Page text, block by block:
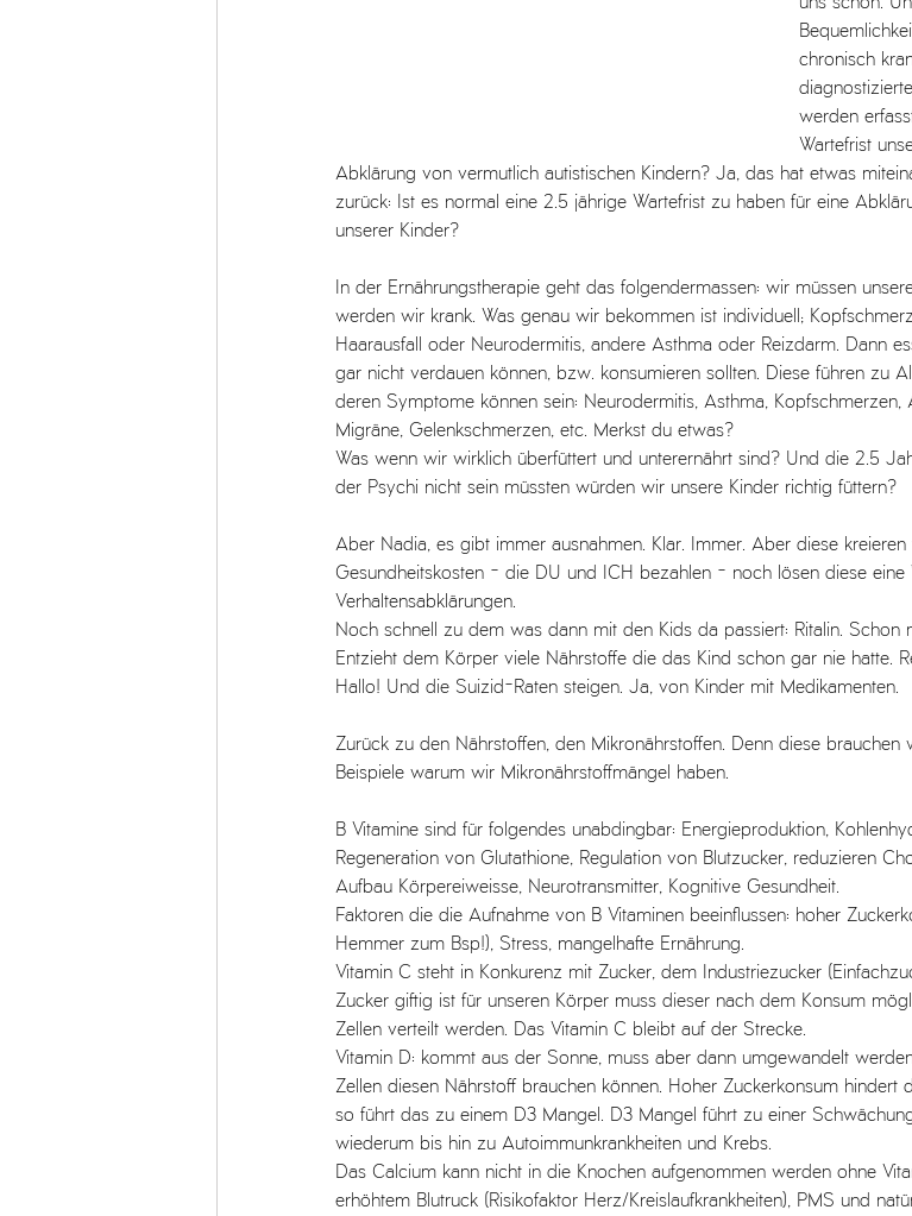
chronisch
werden
Wartefrist
Abklärung von vermutlich autistischen Kindern? Ja, das hat etwas
zurück: Ist es normal eine 2.5 jährige Wartefrist zu haben für eine
unserer Kinder?
In der Ernährungstherapie geht das folgendermassen: wir müssen
werden wir krank. Was genau wir bekommen ist individuell;
Haarausfall oder Neurodermitis, andere Asthma oder Reizdarm. Dann
gar nicht verdauen können, bzw. konsumieren sollten. Diese führen zu
deren Symptome können sein: Neurodermitis, Asthma, Kopfschmerzen,
Migräne, Gelenkschmerzen, etc. Merkst du etwas?
Was wenn wir wirklich überfüttert und unterernährt sind? Und die 2.5
der Psychi nicht sein müssten würden wir unsere Kinder richtig füttern?
Aber Nadia, es gibt immer ausnahmen. Klar. Immer. Aber diese
Gesundheitskosten - die DU und ICH bezahlen - noch lösen diese
Verhaltensabklärungen.
Noch schnell zu dem was dann mit den Kids da passiert: Ritalin.
Entzieht dem Körper viele Nährstoffe die das Kind schon gar nie hatte.
Hallo! Und die Suizid-Raten steigen. Ja, von Kinder mit Medikamenten.
Zurück zu den Nährstoffen, den Mikronährstoffen. Denn diese brauchen
Beispiele warum wir Mikronährstoffmängel haben.
B Vitamine sind für folgendes unabdingbar: Energieproduktion,
Regeneration von Glutathione, Regulation von Blutzucker, reduzieren
Aufbau Körpereiweisse, Neurotransmitter, Kognitive Gesundheit.
Faktoren die die Aufnahme von B Vitaminen beeinflussen: hoher
Hemmer zum Bsp!), Stress, mangelhafte Ernährung.
Vitamin C steht in Konkurenz mit Zucker, dem Industriezucker
Zucker giftig ist für unseren Körper muss dieser nach dem Konsum
Zellen verteilt werden. Das Vitamin C bleibt auf der Strecke.
Vitamin D: kommt aus der Sonne, muss aber dann umgewandelt
Zellen diesen Nährstoff brauchen können. Hoher Zuckerkonsum
so führt das zu einem D3 Mangel. D3 Mangel führt zu einer
wiederum bis hin zu Autoimmunkrankheiten und Krebs.
Das Calcium kann nicht in die Knochen aufgenommen werden ohne
erhöhtem Blutruck (Risikofaktor Herz/Kreislaufkrankheiten), PMS und